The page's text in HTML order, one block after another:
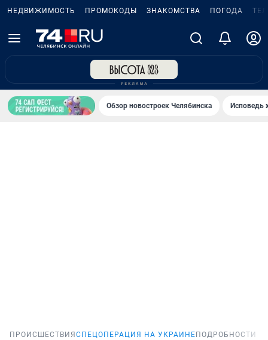
НЕДВИЖИМОСТЬ ПРОМОКОДЫ ЗНАКОМСТВА ПОГОДА
Обзор новостроек Челябинска Исповедь
ПРОИСШЕСТВИЯ СПЕЦОПЕРАЦИЯ НА УКРАИНЕ ПОДРОБНОСТИ